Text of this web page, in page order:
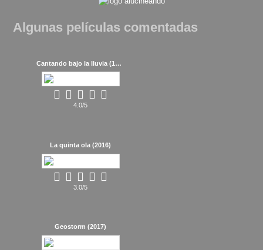
Algunas películas comentadas
Cantando bajo la lluvia (1952)
4.0/5
La quinta ola (2016)
3.0/5
Geostorm (2017)